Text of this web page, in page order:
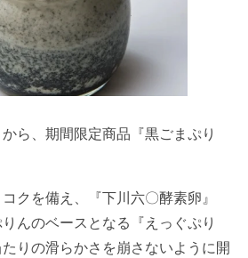
ら、期間限定商品『黒ごまぷり
クを備え、『下川六〇酵素卵』
りんのベースとなる『えっぐぷり
りの滑らかさを崩さないように開